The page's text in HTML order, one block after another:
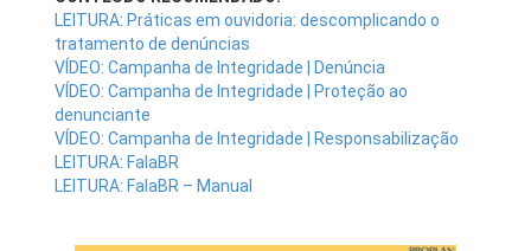
LEITURA: Práticas em ouvidoria: descomplicando o
tratamento de denúncias
VÍDEO: Campanha de Integridade | Denúncia
VÍDEO: Campanha de Integridade | Proteção ao
denunciante
VÍDEO: Campanha de Integridade | Responsabilização
LEITURA: FalaBR
LEITURA: FalaBR – Manual